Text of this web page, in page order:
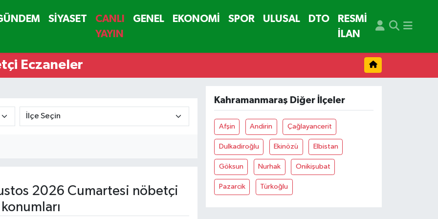
SİYASET
CANLI
YAYIN
GENEL EKONOMİ SPOR ULUSAL DTO
RESMİ
İLAN
Eczaneler
2026 Cumartesi nöbetçi
Kahramanmaraş Diğer İlçeler
Afşin Andirin Çağlayancerit
Dulkadiroğlu Ekinözü Elbistan
Göksun Nurhak Onikişubat
Pazarcik Türkoğlu